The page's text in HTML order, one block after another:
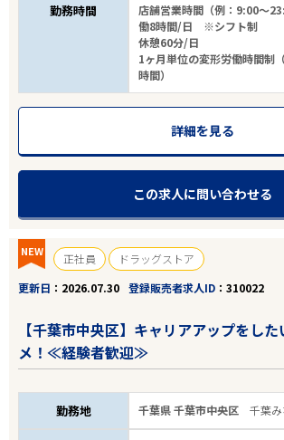
勤務時間
店舗営業時間（例：9:00～
働8時間/日 ※シフト制
休憩60分/日
1ヶ月単位の変形労働時間制
時間）
詳細を見る
この求人に問い合わせる
NEW 正社員
ドラッグストア
更新日
2026.07.30 登録販売者求人ID 310022
【千葉市中央区】キャリアアップをし
メ！≪経験者歓迎≫
勤務地 千葉県 千葉市中央区千葉